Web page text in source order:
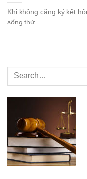
Khi không đăng ký kết
sống thử...